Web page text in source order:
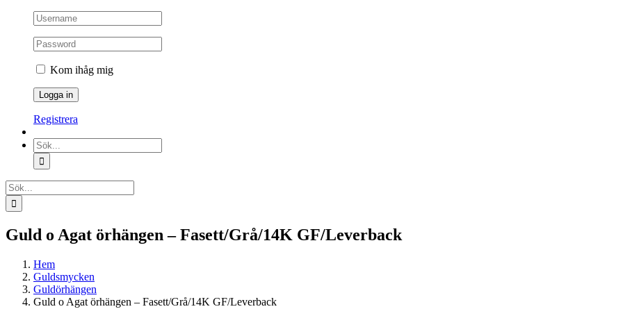
Kom ihåg mig
Registrera
Sök
efter:
Sök
efter:
Guld o Agat örhängen – Fasett/Grå/14K GF/Leverback
Hem
Guldsmycken
Guldörhängen
Guld o Agat örhängen – Fasett/Grå/14K GF/Leverback